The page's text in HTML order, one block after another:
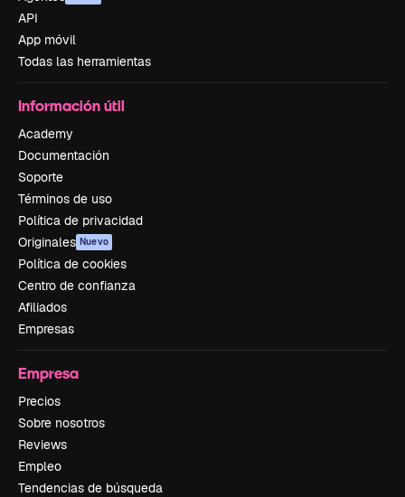
API
App móvil
Todas las herramientas
Información útil
Academy
Documentación
Soporte
Términos de uso
Política de privacidad
Originales Nuevo
Política de cookies
Centro de confianza
Afiliados
Empresas
Empresa
Precios
Sobre nosotros
Reviews
Empleo
Tendencias de búsqueda